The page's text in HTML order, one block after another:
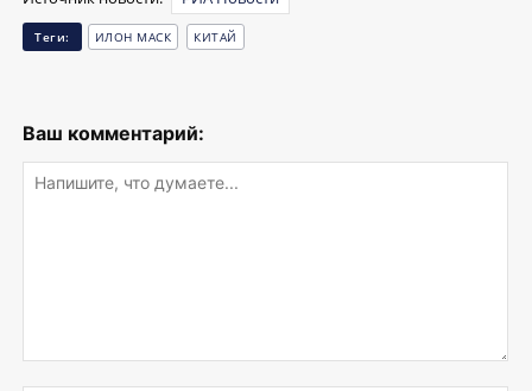
Теги: ИЛОН МАСК КИТАЙ
Ваш комментарий: